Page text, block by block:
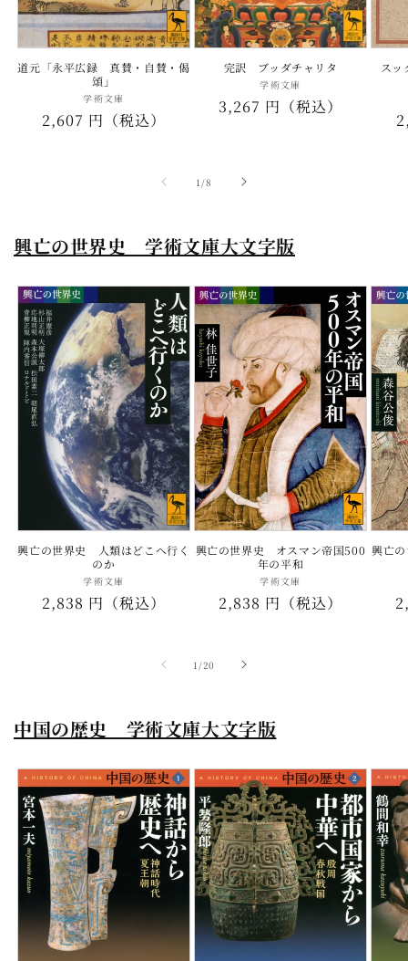
道元「永平広録 真賛・自賛・偈
頌」
販
売
学術文庫
通
2,607 円（税込）
完訳 ブッダチャリタ
販
売
学術文庫
通
3,267 円（税込）
ス
1 /の
8
興亡の世界史 学術文庫大文字版
興亡の世界史 人類はどこへ行く
のか
販
売
学術文庫
通
2,838 円（税込）
興亡の世界史 オスマン帝国500
年の平和
販
売
学術文庫
通
2,838 円（税込）
興亡
1 /の
20
中国の歴史 学術文庫大文字版